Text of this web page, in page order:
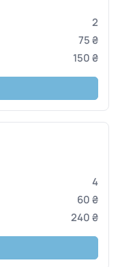
2
75 ₴
150 ₴
4
60 ₴
240 ₴